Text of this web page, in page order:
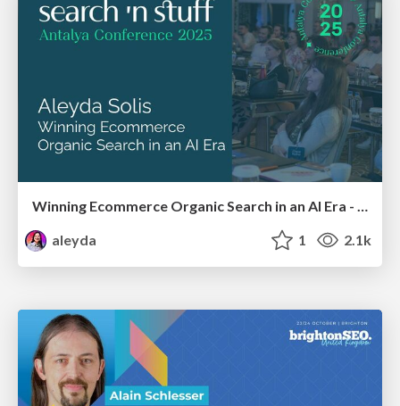
Winning Ecommerce Organic Search in an AI Era - #searchnstuff2025
aleyda
1 2.1k